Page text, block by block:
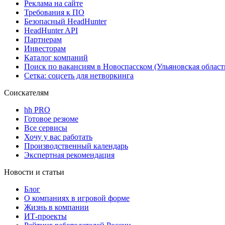
Реклама на сайте
Требования к ПО
Безопасный HeadHunter
HeadHunter API
Партнерам
Инвесторам
Каталог компаний
Поиск по вакансиям в Новоспасском (Ульяновская
Сетка: соцсеть для нетворкинга
Соискателям
hh PRO
Готовое резюме
Все сервисы
Хочу у вас работать
Производственный календарь
Экспертная рекомендация
Новости и статьи
Блог
О компаниях в игровой форме
Жизнь в компании
ИТ-проекты